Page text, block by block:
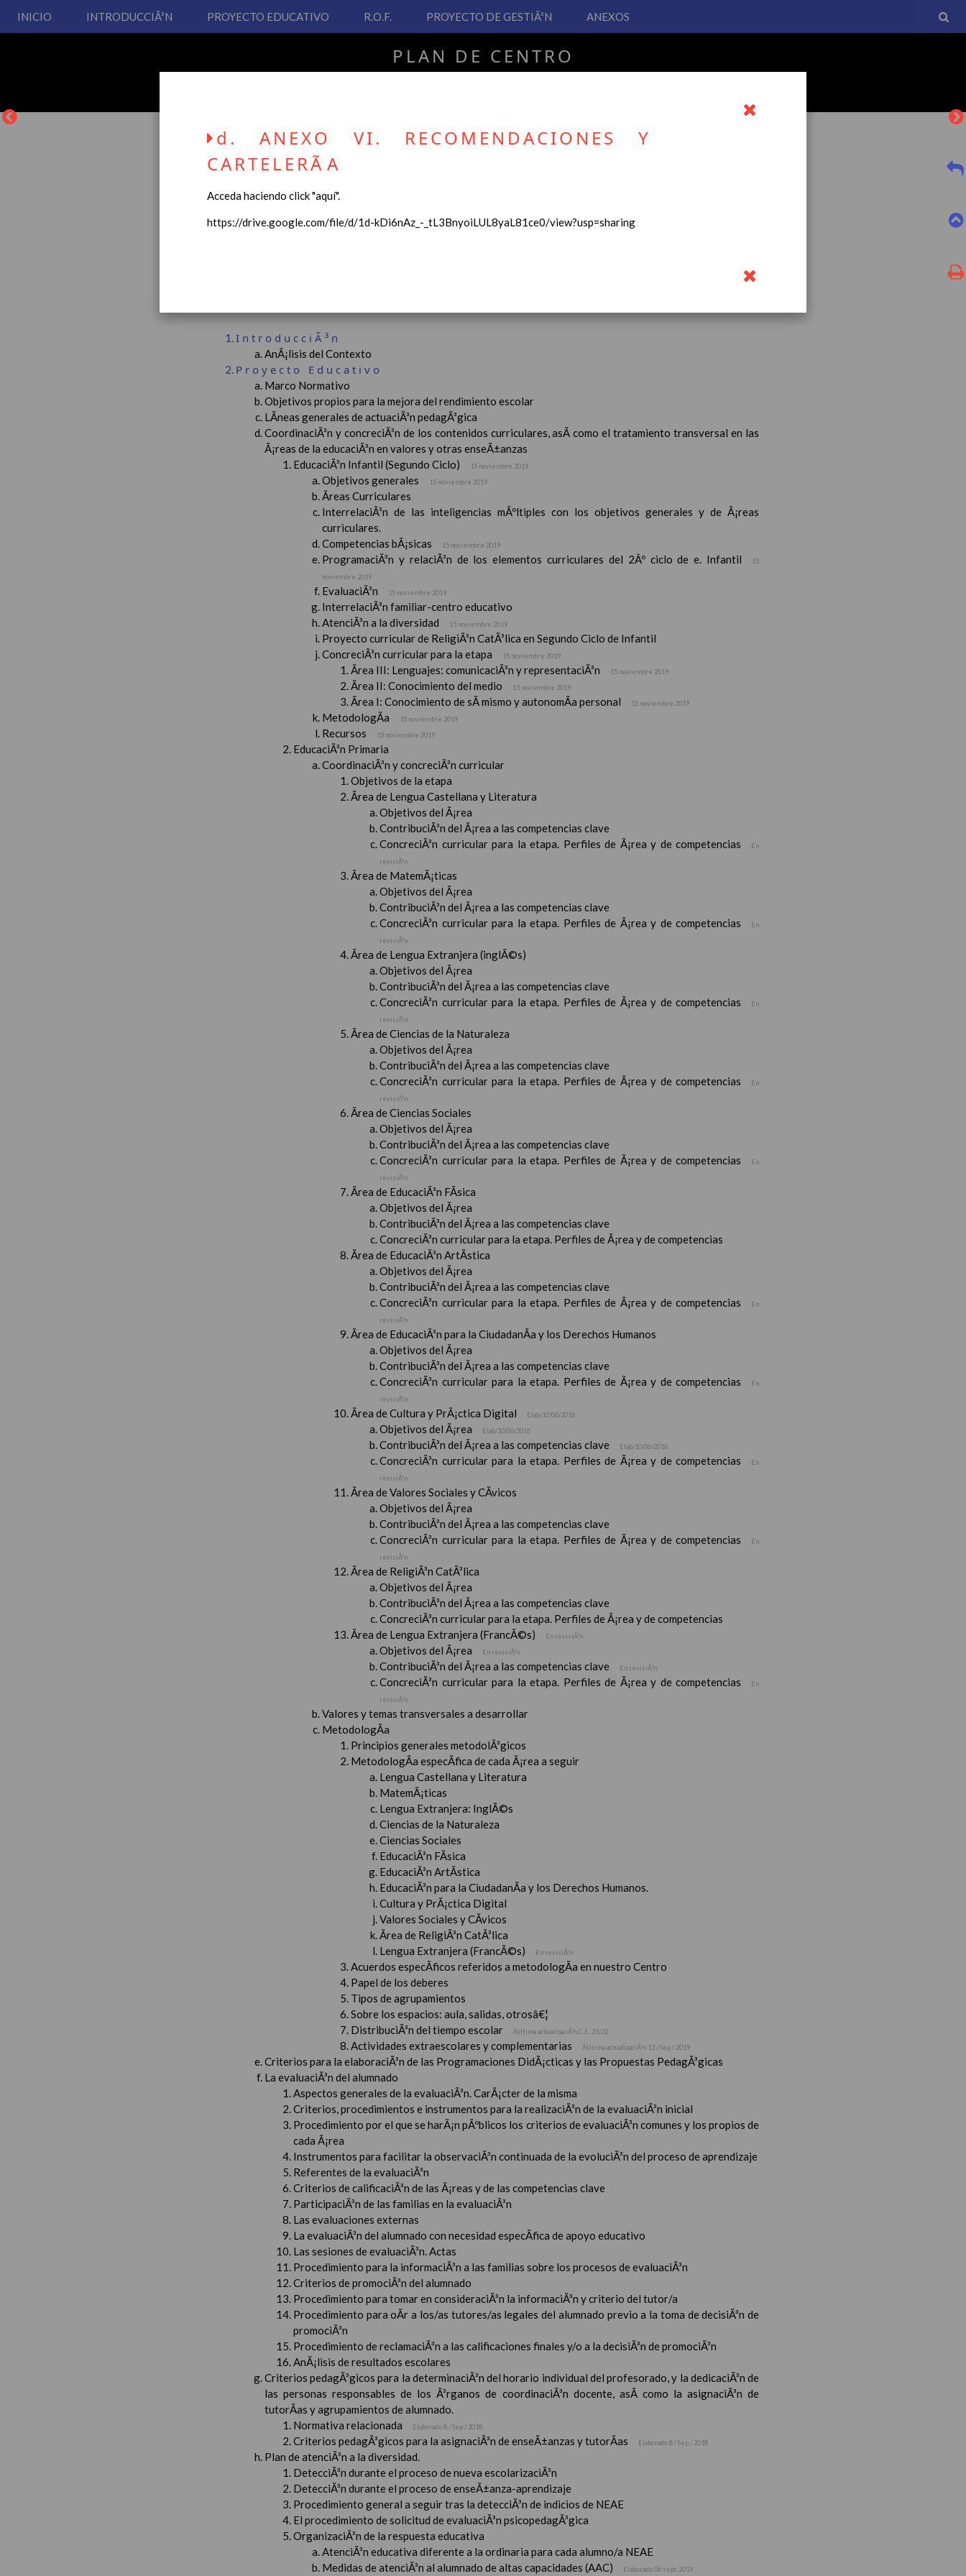
INICIO INTRODUCCIÃ³N PROYECTO EDUCATIVO R.O.F. PROYECTO DE GESTIÃ³N ANEXOS
PLAN DE CENTRO
La entrada en vigor del Real Decreto 126/2014, de 28 de febrero, por el que se establece el currículo básico de la
Educación Primaria, se ha hecho necesario la revisión y adecuación de nuestro Plan de Centro a esta normativa, el
IntroducciÃ³n
AnÃ¡lisis del Contexto
Proyecto Educativo
Marco Normativo
Objetivos propios para la mejora del rendimiento escolar
LÃ­neas generales de actuaciÃ³n pedagÃ³gica
CoordinaciÃ³n y concreciÃ³n de los contenidos curriculares, asÃ­ como el tratamiento transversal en las
Ã¡reas de la educaciÃ³n en valores y otras enseÃ±anzas
EducaciÃ³n Infantil (Segundo Ciclo)
15 noviembre 2019
Objetivos generales 15 noviembre 2019
Ãreas Curriculares
InterrelaciÃ³n de las inteligencias mÃºltiples con los objetivos generales y de Ã¡reas
curriculares.
Competencias bÃ¡sicas
15 noviembre 2019
ProgramaciÃ³n y relaciÃ³n de los elementos curriculares del 2Âº ciclo de e. Infantil
15
noviembre 2019
EvaluaciÃ³n 15 noviembre 2019
InterrelaciÃ³n familiar-centro educativo
AtenciÃ³n a la diversidad
15 noviembre 2019
Proyecto curricular de ReligiÃ³n CatÃ³lica en Segundo Ciclo de Infantil
ConcreciÃ³n curricular para la etapa
15 noviembre 2019
Ãrea III: Lenguajes: comunicaciÃ³n y representaciÃ³n 15 noviembre 2019
Ãrea II: Conocimiento del medio 15 noviembre 2019
Ãrea I: Conocimiento de sÃ­ mismo y autonomÃ­a personal 15 noviembre 2019
MetodologÃ­a 15 noviembre 2019
Recursos 15 noviembre 2019
EducaciÃ³n Primaria
CoordinaciÃ³n y concreciÃ³n curricular
Objetivos de la etapa
Ãrea de Lengua Castellana y Literatura
Objetivos del Ã¡rea
ContribuciÃ³n del Ã¡rea a las competencias clave
ConcreciÃ³n curricular para la etapa. Perfiles de Ã¡rea y de competencias
En
revisiÃ³n
Ãrea de MatemÃ¡ticas
Objetivos del Ã¡rea
ContribuciÃ³n del Ã¡rea a las competencias clave
ConcreciÃ³n curricular para la etapa. Perfiles de Ã¡rea y de competencias
En
revisiÃ³n
Ãrea de Lengua Extranjera (inglÃ©s)
Objetivos del Ã¡rea
ContribuciÃ³n del Ã¡rea a las competencias clave
ConcreciÃ³n curricular para la etapa. Perfiles de Ã¡rea y de competencias
En
revisiÃ³n
Ãrea de Ciencias de la Naturaleza
Objetivos del Ã¡rea
ContribuciÃ³n del Ã¡rea a las competencias clave
ConcreciÃ³n curricular para la etapa. Perfiles de Ã¡rea y de competencias
En
revisiÃ³n
Ãrea de Ciencias Sociales
Objetivos del Ã¡rea
ContribuciÃ³n del Ã¡rea a las competencias clave
ConcreciÃ³n curricular para la etapa. Perfiles de Ã¡rea y de competencias
En
revisiÃ³n
Ãrea de EducaciÃ³n FÃ­sica
Objetivos del Ã¡rea
ContribuciÃ³n del Ã¡rea a las competencias clave
ConcreciÃ³n curricular para la etapa. Perfiles de Ã¡rea y de competencias
Ãrea de EducaciÃ³n ArtÃ­stica
Objetivos del Ã¡rea
ContribuciÃ³n del Ã¡rea a las competencias clave
ConcreciÃ³n curricular para la etapa. Perfiles de Ã¡rea y de competencias
En
revisiÃ³n
Ãrea de EducaciÃ³n para la CiudadanÃ­a y los Derechos Humanos
Objetivos del Ã¡rea
ContribuciÃ³n del Ã¡rea a las competencias clave
ConcreciÃ³n curricular para la etapa. Perfiles de Ã¡rea y de competencias
En
revisiÃ³n
Ãrea de Cultura y PrÃ¡ctica Digital Elab/10/06/2016
Objetivos del Ã¡rea Elab/10/06/2016
ContribuciÃ³n del Ã¡rea a las competencias clave Elab/10/06/2016
ConcreciÃ³n curricular para la etapa. Perfiles de Ã¡rea y de competencias
En
revisiÃ³n
Ãrea de Valores Sociales y CÃ­vicos
Objetivos del Ã¡rea
ContribuciÃ³n del Ã¡rea a las competencias clave
ConcreciÃ³n curricular para la etapa. Perfiles de Ã¡rea y de competencias
En
revisiÃ³n
Ãrea de ReligiÃ³n CatÃ³lica
Objetivos del Ã¡rea
ContribuciÃ³n del Ã¡rea a las competencias clave
ConcreciÃ³n curricular para la etapa. Perfiles de Ã¡rea y de competencias
Ãrea de Lengua Extranjera (FrancÃ©s)
En revisiÃ³n
Objetivos del Ã¡rea En revisiÃ³n
ContribuciÃ³n del Ã¡rea a las competencias clave En revisiÃ³n
ConcreciÃ³n curricular para la etapa. Perfiles de Ã¡rea y de competencias
En
revisiÃ³n
Valores y temas transversales a desarrollar
MetodologÃ­a
Principios generales metodolÃ³gicos
MetodologÃ­a especÃ­fica de cada Ã¡rea a seguir
Lengua Castellana y Literatura
MatemÃ¡ticas
Lengua Extranjera: InglÃ©s
Ciencias de la Naturaleza
Ciencias Sociales
EducaciÃ³n FÃ­sica
EducaciÃ³n ArtÃ­stica
EducaciÃ³n para la CiudadanÃ­a y los Derechos Humanos.
Cultura y PrÃ¡ctica Digital
Valores Sociales y CÃ­vicos
Ãrea de ReligiÃ³n CatÃ³lica
Lengua Extranjera (FrancÃ©s)
En revisiÃ³n
Acuerdos especÃ­ficos referidos a metodologÃ­a en nuestro Centro
Papel de los deberes
Tipos de agrupamientos
Sobre los espacios: aula, salidas, otrosâ€¦
DistribuciÃ³n del tiempo escolar
Ãšltima actualizaciÃ³n C.E. 21/22
Actividades extraescolares y complementarias Ãšltima actualizaciÃ³n 13 / Sep / 2019
Criterios para la elaboraciÃ³n de las Programaciones DidÃ¡cticas y las Propuestas PedagÃ³gicas
La evaluaciÃ³n del alumnado
Aspectos generales de la evaluaciÃ³n. CarÃ¡cter de la misma
Criterios, procedimientos e instrumentos para la realizaciÃ³n de la evaluaciÃ³n inicial
Procedimiento por el que se harÃ¡n pÃºblicos los criterios de evaluaciÃ³n comunes y los propios de
cada Ã¡rea
Instrumentos para facilitar la observaciÃ³n continuada de la evoluciÃ³n del proceso de aprendizaje
Referentes de la evaluaciÃ³n
Criterios de calificaciÃ³n de las Ã¡reas y de las competencias clave
ParticipaciÃ³n de las familias en la evaluaciÃ³n
Las evaluaciones externas
La evaluaciÃ³n del alumnado con necesidad especÃ­fica de apoyo educativo
Las sesiones de evaluaciÃ³n. Actas
Procedimiento para la informaciÃ³n a las familias sobre los procesos de evaluaciÃ³n
Criterios de promociÃ³n del alumnado
Procedimiento para tomar en consideraciÃ³n la informaciÃ³n y criterio del tutor/a
Procedimiento para oÃ­r a los/as tutores/as legales del alumnado previo a la toma de decisiÃ³n de
promociÃ³n
Procedimiento de reclamaciÃ³n a las calificaciones finales y/o a la decisiÃ³n de promociÃ³n
AnÃ¡lisis de resultados escolares
Criterios pedagÃ³gicos para la determinaciÃ³n del horario individual del profesorado, y la dedicaciÃ³n de
las personas responsables de los Ã³rganos de coordinaciÃ³n docente, asÃ­ como la asignaciÃ³n de
tutorÃ­as y agrupamientos de alumnado.
Normativa relacionada
Elaborado 8 / Sep / 2018
Criterios pedagÃ³gicos para la asignaciÃ³n de enseÃ±anzas y tutorÃ­as Elaborado 8 / Sep / 2018
Plan de atenciÃ³n a la diversidad.
DetecciÃ³n durante el proceso de nueva escolarizaciÃ³n
DetecciÃ³n durante el proceso de enseÃ±anza-aprendizaje
Procedimiento general a seguir tras la detecciÃ³n de indicios de NEAE
El procedimiento de solicitud de evaluaciÃ³n psicopedagÃ³gica
OrganizaciÃ³n de la respuesta educativa
AtenciÃ³n educativa diferente a la ordinaria para cada alumno/a NEAE
Medidas de atenciÃ³n al alumnado de altas capacidades (AAC)
Elaborado 06 sept 2019
d. ANEXO VI. RECOMENDACIONES Y
CARTELERÃA
Acceda haciendo click "aquí".
https://drive.google.com/file/d/1d-kDi6nAz_-_tL3BnyoiLUL8yaL81ce0/view?usp=sharing